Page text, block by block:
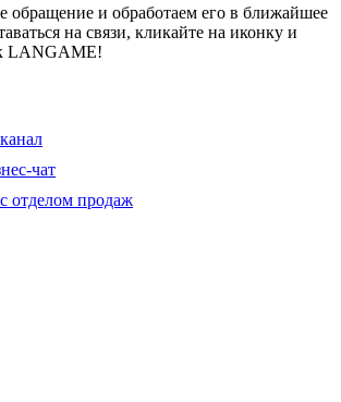
и обработаем его в ближайшее
на связи, кликайте на иконку и
LANGAME!
чат
отделом продаж